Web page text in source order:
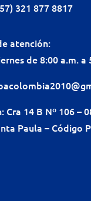
321 877 8817
atención:
de 8:00 a.m. a
Cra 14 B Nº 106 –
Paula – Código